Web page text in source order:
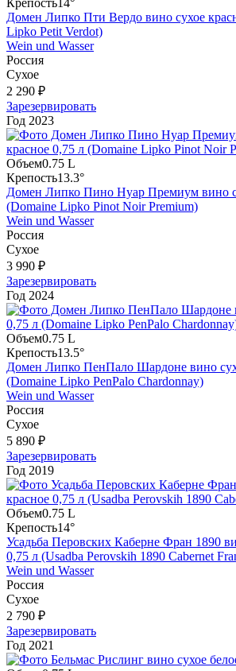
Домен Липко Пти Вердо вино сухое
Lipko Petit Verdot)
Wein und Wasser
Россия
Сухое
2 290 ₽
Зарезервировать
Год 2023
Объем0.75 L
Крепость13.3°
Домен Липко Пино Нуар Премиум вино
(Domaine Lipko Pinot Noir Premium)
Wein und Wasser
Россия
Сухое
3 990 ₽
Зарезервировать
Год 2024
Объем0.75 L
Крепость13.5°
Домен Липко ПенПало Шардоне вино
(Domaine Lipko PenPalo Chardonnay)
Wein und Wasser
Россия
Сухое
5 890 ₽
Зарезервировать
Год 2019
Объем0.75 L
Крепость14°
Усадьба Перовских Каберне Фран 1890
0,75 л (Usadba Perovskih 1890 Cabernet
Wein und Wasser
Россия
Сухое
2 790 ₽
Зарезервировать
Год 2021